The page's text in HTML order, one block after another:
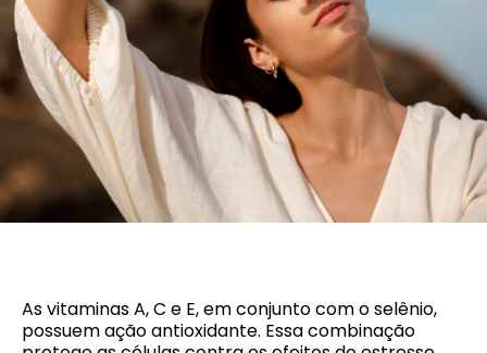
As vitaminas A, C e E, em conjunto com o selênio,
possuem ação antioxidante. Essa combinação